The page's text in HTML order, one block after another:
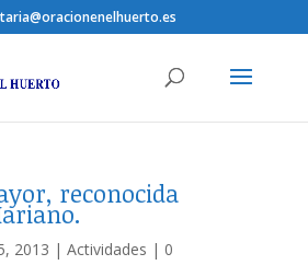
reconocida
2013 | Actividades | 0